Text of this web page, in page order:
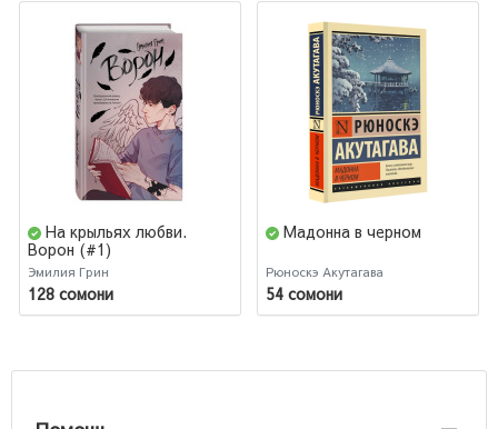
На крыльях любви.
Ворон (#1)
Эмилия Грин
128 сомони
Мадонна в черном
Рюноскэ Акутагава
54 сомони